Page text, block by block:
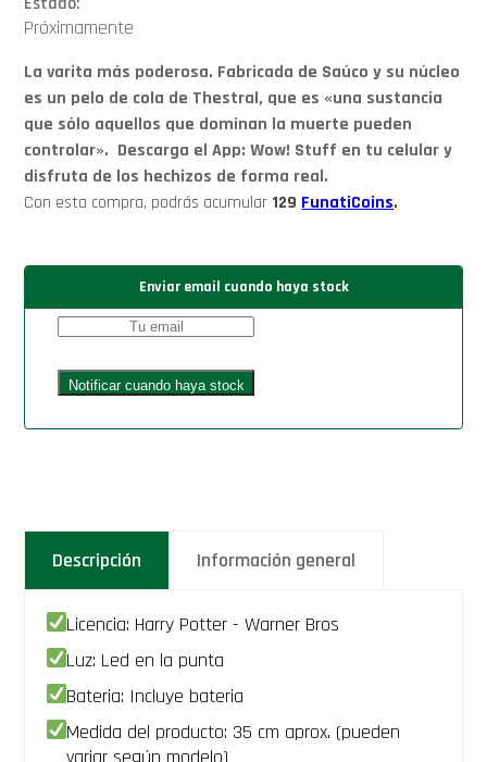
Próximamente
La varita más poderosa. Fabricada de Saúco y su núcleo
es un pelo de cola de Thestral, que es «una sustancia
que sólo aquellos que dominan la muerte pueden
controlar». Descarga el App: Wow! Stuff en tu celular y
disfruta de los hechizos de forma real.
Con esta compra, podrás acumular 129 FunatiCoins.
Enviar email cuando haya stock
Descripción Información general
Licencia: Harry Potter - Warner Bros
Luz: Led en la punta
Bateria: Incluye bateria
Medida del producto: 35 cm aprox. (pueden
variar según modelo)